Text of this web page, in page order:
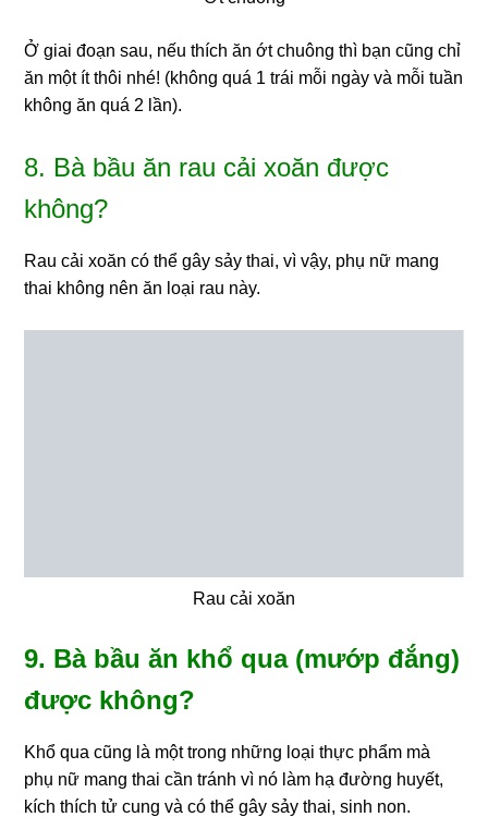
Ở giai đoạn sau, nếu thích ăn ớt chuông thì bạn cũng chỉ
ăn một ít thôi nhé! (không quá 1 trái mỗi ngày và mỗi tuần
không ăn quá 2 lần).
8. Bà bầu ăn rau cải xoăn được
không?
Rau cải xoăn có thể gây sảy thai, vì vậy, phụ nữ mang
thai không nên ăn loại rau này.
Rau cải xoăn
9. Bà bầu ăn khổ qua (mướp đắng)
được không?
Khổ qua cũng là một trong những loại thực phẩm mà
phụ nữ mang thai cần tránh vì nó làm hạ đường huyết,
kích thích tử cung và có thể gây sảy thai, sinh non.